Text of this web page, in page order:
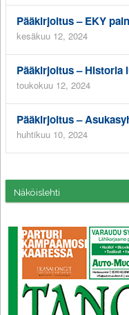
Pääkirjoitus – EKY
kesäkuu 12, 2024
Pääkirjoitus – Historia
toukokuu 12, 2024
Pääkirjoitus –
huhtikuu 10, 2024
Näköislehti